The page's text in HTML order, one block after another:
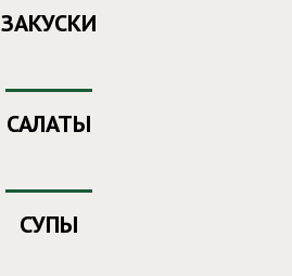
ЗАКУСКИ
САЛАТЫ
СУПЫ